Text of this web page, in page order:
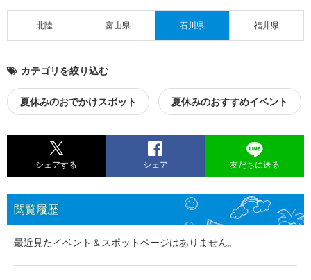
北陸 富山県 石川県 福井県
カテゴリを絞り込む
夏休みのおでかけスポット 夏休みのおすすめイベント
シェアする シェア 友だちに送る
閲覧履歴
最近見たイベント＆スポットページはありません。